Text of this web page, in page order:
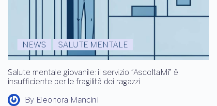
NEWS SALUTE MENTALE
Salute mentale giovanile: il servizio “AscoltaMi” è
insufficiente per le fragilità dei ragazzi
By Eleonora Mancini